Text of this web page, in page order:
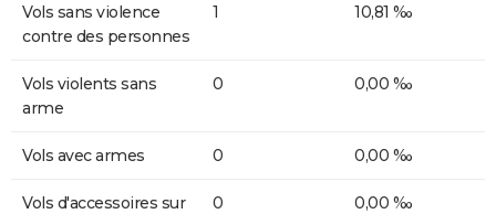
Vols sans violence
contre des personnes
1 10,81 ‰
Vols violents sans
arme
0 0,00 ‰
Vols avec armes 0 0,00 ‰
Vols d'accessoires sur
0 0,00 ‰